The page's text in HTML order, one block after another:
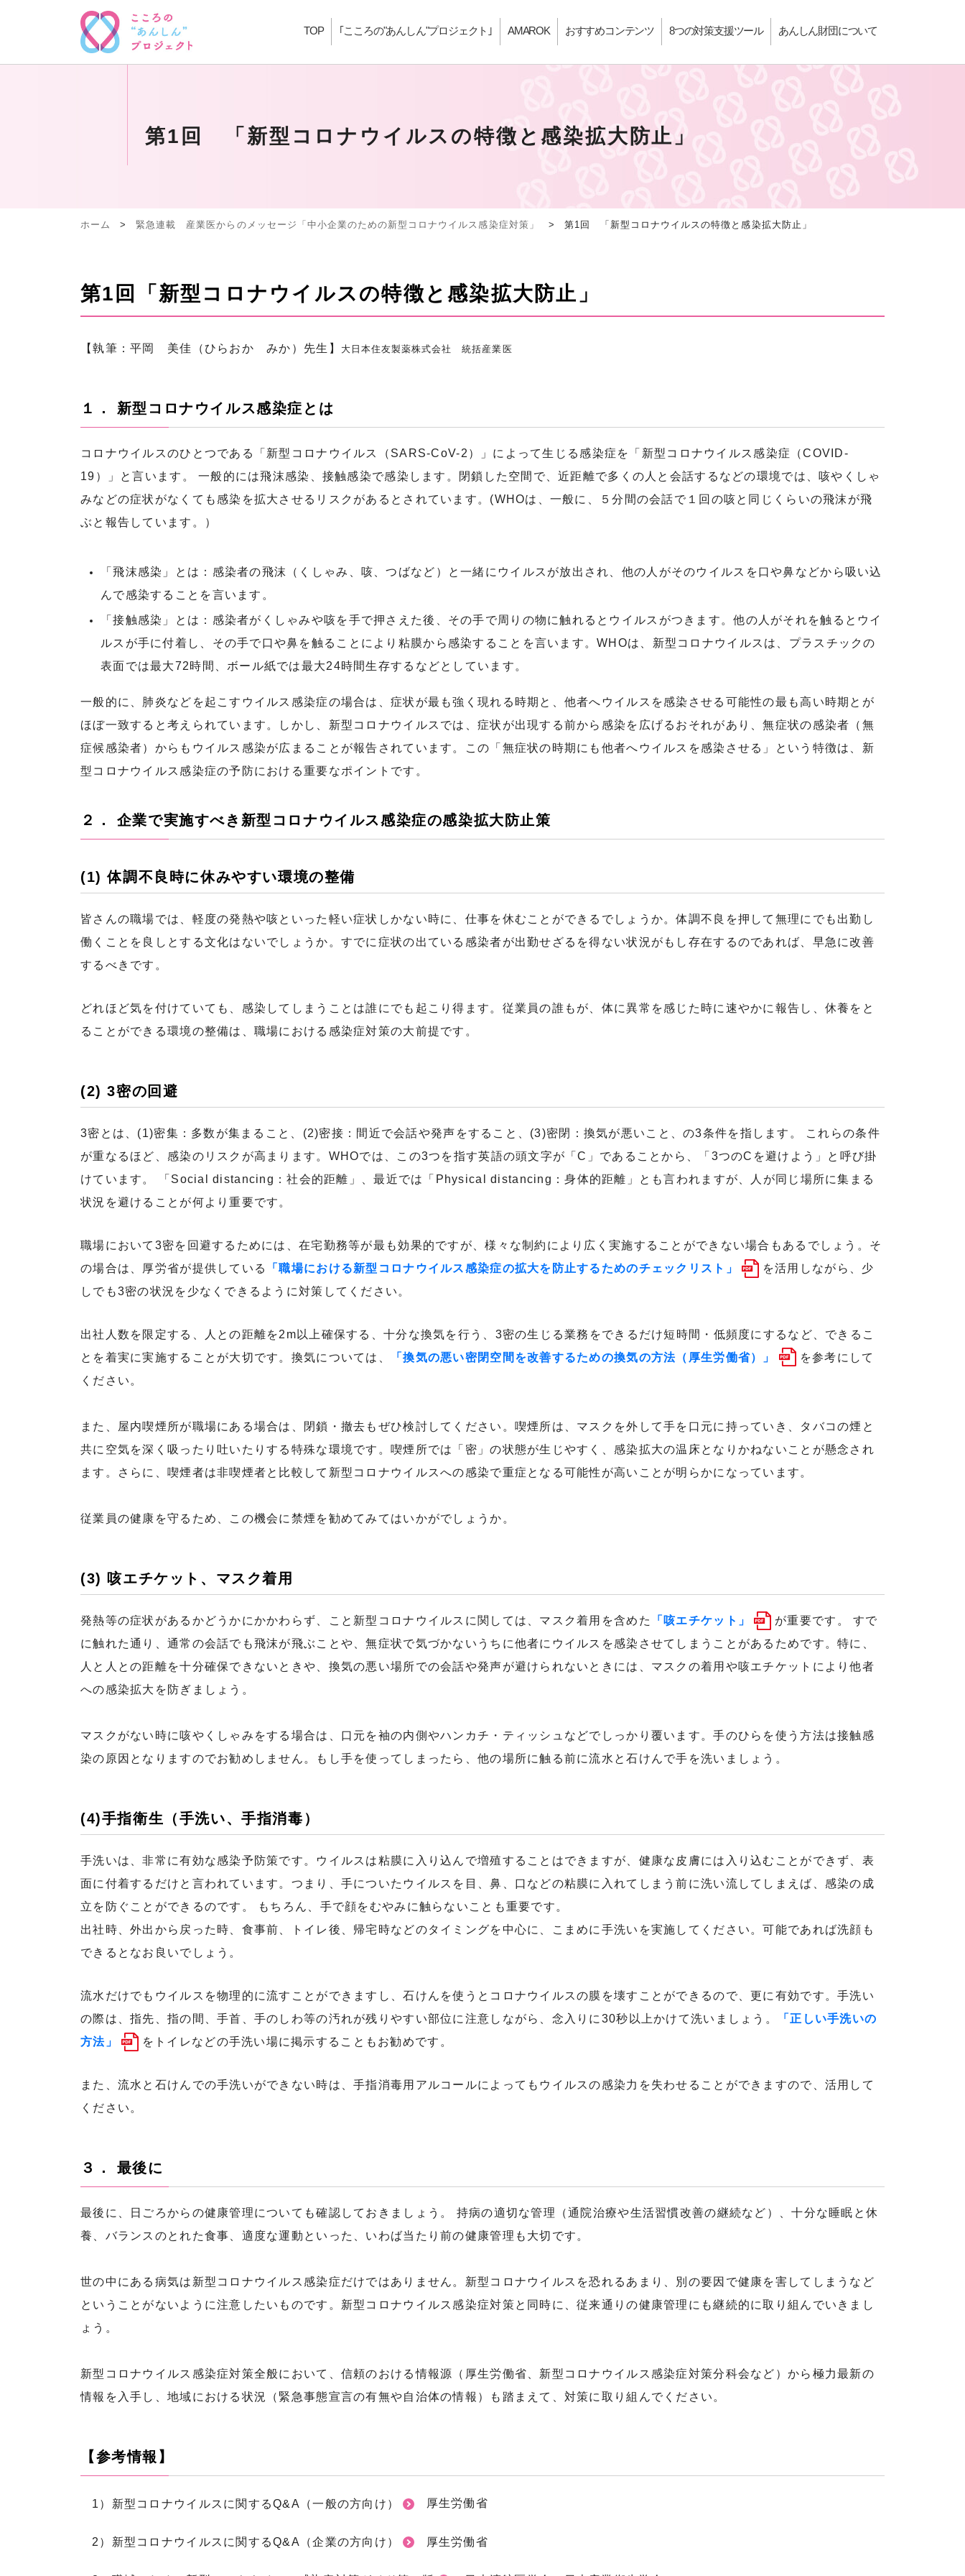
TOP ｢こころの"あんしん"プロジェクト｣ AMAROK おすすめコンテンツ 8つの対策支援ツール あんしん財団について
第1回 「新型コロナウイルスの特徴と感染拡大防止」
ホーム > 緊急連載 産業医からのメッセージ「中小企業のための新型コロナウイルス感染症対策」 > 第1回 「新型コロナウイルスの特徴と感染拡大防止」
第1回「新型コロナウイルスの特徴と感染拡大防止」
【執筆：平岡 美佳（ひらおか みか）先生】 大日本住友製薬株式会社 統括産業医
１． 新型コロナウイルス感染症とは
コロナウイルスのひとつである「新型コロナウイルス（SARS-CoV-2）」によって生じる感染症を「新型コロナウイルス感染症（COVID-
19）」と言います。 一般的には飛沫感染、接触感染で感染します。閉鎖した空間で、近距離で多くの人と会話するなどの環境では、咳やくしゃ
みなどの症状がなくても感染を拡大させるリスクがあるとされています。(WHOは、一般に、５分間の会話で１回の咳と同じくらいの飛沫が飛
ぶと報告しています。）
「飛沫感染」とは：感染者の飛沫（くしゃみ、咳、つばなど）と一緒にウイルスが放出され、他の人がそのウイルスを口や鼻などから吸い込
んで感染することを言います。
「接触感染」とは：感染者がくしゃみや咳を手で押さえた後、その手で周りの物に触れるとウイルスがつきます。他の人がそれを触るとウイ
ルスが手に付着し、その手で口や鼻を触ることにより粘膜から感染することを言います。WHOは、新型コロナウイルスは、プラスチックの
表面では最大72時間、ボール紙では最大24時間生存するなどとしています。
一般的に、肺炎などを起こすウイルス感染症の場合は、症状が最も強く現れる時期と、他者へウイルスを感染させる可能性の最も高い時期とが
ほぼ一致すると考えられています。しかし、新型コロナウイルスでは、症状が出現する前から感染を広げるおそれがあり、無症状の感染者（無
症候感染者）からもウイルス感染が広まることが報告されています。この「無症状の時期にも他者へウイルスを感染させる」という特徴は、新
型コロナウイルス感染症の予防における重要なポイントです。
２． 企業で実施すべき新型コロナウイルス感染症の感染拡大防止策
(1) 体調不良時に休みやすい環境の整備
皆さんの職場では、軽度の発熱や咳といった軽い症状しかない時に、仕事を休むことができるでしょうか。体調不良を押して無理にでも出勤し
働くことを良しとする文化はないでしょうか。すでに症状の出ている感染者が出勤せざるを得ない状況がもし存在するのであれば、早急に改善
するべきです。
どれほど気を付けていても、感染してしまうことは誰にでも起こり得ます。従業員の誰もが、体に異常を感じた時に速やかに報告し、休養をと
ることができる環境の整備は、職場における感染症対策の大前提です。
(2) 3密の回避
3密とは、(1)密集：多数が集まること、(2)密接：間近で会話や発声をすること、(3)密閉：換気が悪いこと、の3条件を指します。 これらの条件
が重なるほど、感染のリスクが高まります。WHOでは、この3つを指す英語の頭文字が「C」であることから、「3つのCを避けよう」と呼び掛
けています。 「Social distancing：社会的距離」、最近では「Physical distancing：身体的距離」とも言われますが、人が同じ場所に集まる
状況を避けることが何より重要です。
職場において3密を回避するためには、在宅勤務等が最も効果的ですが、様々な制約により広く実施することができない場合もあるでしょう。そ
の場合は、厚労省が提供している
「職場における新型コロナウイルス感染症の拡大を防止するためのチェックリスト」
を活用しながら、少
しでも3密の状況を少なくできるように対策してください。
出社人数を限定する、人との距離を2m以上確保する、十分な換気を行う、3密の生じる業務をできるだけ短時間・低頻度にするなど、できるこ
とを着実に実施することが大切です。換気については、
「換気の悪い密閉空間を改善するための換気の方法（厚生労働省）」
を参考にして
ください。
また、屋内喫煙所が職場にある場合は、閉鎖・撤去もぜひ検討してください。喫煙所は、マスクを外して手を口元に持っていき、タバコの煙と
共に空気を深く吸ったり吐いたりする特殊な環境です。喫煙所では「密」の状態が生じやすく、感染拡大の温床となりかねないことが懸念され
ます。さらに、喫煙者は非喫煙者と比較して新型コロナウイルスへの感染で重症となる可能性が高いことが明らかになっています。
従業員の健康を守るため、この機会に禁煙を勧めてみてはいかがでしょうか。
(3) 咳エチケット、マスク着用
発熱等の症状があるかどうかにかかわらず、こと新型コロナウイルスに関しては、マスク着用を含めた 「咳エチケット」
が重要です。 すで
に触れた通り、通常の会話でも飛沫が飛ぶことや、無症状で気づかないうちに他者にウイルスを感染させてしまうことがあるためです。特に、
人と人との距離を十分確保できないときや、換気の悪い場所での会話や発声が避けられないときには、マスクの着用や咳エチケットにより他者
への感染拡大を防ぎましょう。
マスクがない時に咳やくしゃみをする場合は、口元を袖の内側やハンカチ・ティッシュなどでしっかり覆います。手のひらを使う方法は接触感
染の原因となりますのでお勧めしません。もし手を使ってしまったら、他の場所に触る前に流水と石けんで手を洗いましょう。
(4)手指衛生（手洗い、手指消毒）
手洗いは、非常に有効な感染予防策です。ウイルスは粘膜に入り込んで増殖することはできますが、健康な皮膚には入り込むことができず、表
面に付着するだけと言われています。つまり、手についたウイルスを目、鼻、口などの粘膜に入れてしまう前に洗い流してしまえば、感染の成
立を防ぐことができるのです。 もちろん、手で顔をむやみに触らないことも重要です。
出社時、外出から戻った時、食事前、トイレ後、帰宅時などのタイミングを中心に、こまめに手洗いを実施してください。可能であれば洗顔も
できるとなお良いでしょう。
流水だけでもウイルスを物理的に流すことができますし、石けんを使うとコロナウイルスの膜を壊すことができるので、更に有効です。手洗い
の際は、指先、指の間、手首、手のしわ等の汚れが残りやすい部位に注意しながら、念入りに30秒以上かけて洗いましょう。
「正しい手洗いの
方法」
をトイレなどの手洗い場に掲示することもお勧めです。
また、流水と石けんでの手洗いができない時は、手指消毒用アルコールによってもウイルスの感染力を失わせることができますので、活用して
ください。
３． 最後に
最後に、日ごろからの健康管理についても確認しておきましょう。 持病の適切な管理（通院治療や生活習慣改善の継続など）、十分な睡眠と休
養、バランスのとれた食事、適度な運動といった、いわば当たり前の健康管理も大切です。
世の中にある病気は新型コロナウイルス感染症だけではありません。新型コロナウイルスを恐れるあまり、別の要因で健康を害してしまうなど
ということがないように注意したいものです。新型コロナウイルス感染症対策と同時に、従来通りの健康管理にも継続的に取り組んでいきまし
ょう。
新型コロナウイルス感染症対策全般において、信頼のおける情報源（厚生労働省、新型コロナウイルス感染症対策分科会など）から極力最新の
情報を入手し、地域における状況（緊急事態宣言の有無や自治体の情報）も踏まえて、対策に取り組んでください。
【参考情報】
1）新型コロナウイルスに関するQ&A（一般の方向け） 厚生労働省
2）新型コロナウイルスに関するQ&A（企業の方向け） 厚生労働省